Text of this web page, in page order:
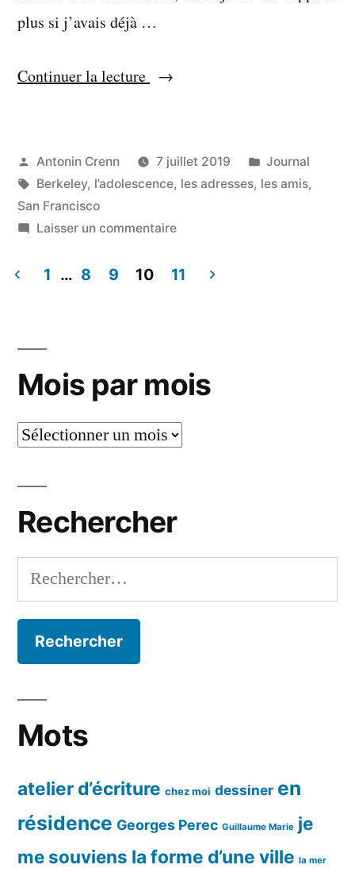
plus si j’avais déjà …
Continuer la lecture « Quatre
lettres »
Publié
par
Antonin Crenn 7 juillet 2019
Publié
dans
Journal
Étiquettes :
Berkeley, l’adolescence, les adresses, les amis,
San Francisco
Laisser un commentairesur
chiffres,
des
publications
1 … 8 9 10 11
Mois par mois
Mois
Rechercher
Rechercher :
Mots
atelier d’écriture chez moi dessiner en
résidence Georges Perec Guillaume Marie je
me souviens la forme d’une ville la mer